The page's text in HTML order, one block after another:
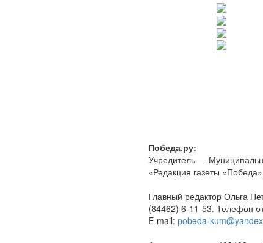
Победа.ру:
Учредитель —
«Редакция газеты
Главный редактор Ольга
(84462) 6-11-53. Телефон
E-mail: pobeda-